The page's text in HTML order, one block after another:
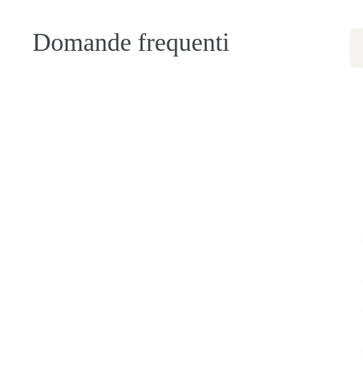
Domande frequenti